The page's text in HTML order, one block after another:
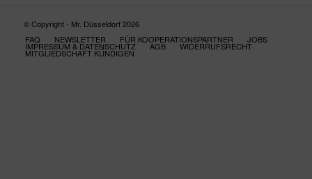
© Copyright - Mr. Düsseldorf 2026
FAQ
NEWSLETTER FÜR KOOPERATIONSPARTNER JOBS
IMPRESSUM & DATENSCHUTZ AGB WIDERRUFSRECHT
MITGLIEDSCHAFT KÜNDIGEN